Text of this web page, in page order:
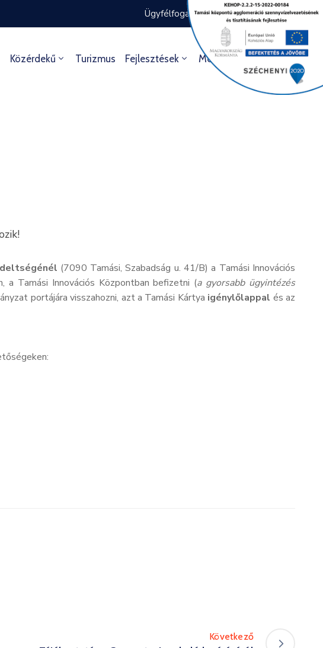
Ügyfélfogadás rendje Ügyintézés
Közérdekű Turizmus Fejlesztések Média Kultúra
(7090 Tamási, Szabadság u. 41/B) a Tamási Innovációs
a Tamási Innovációs Központban befizetni (a gyorsabb ügyintézés
portájára visszahozni, azt a Tamási Kártya igénylőlappal és az
Következő